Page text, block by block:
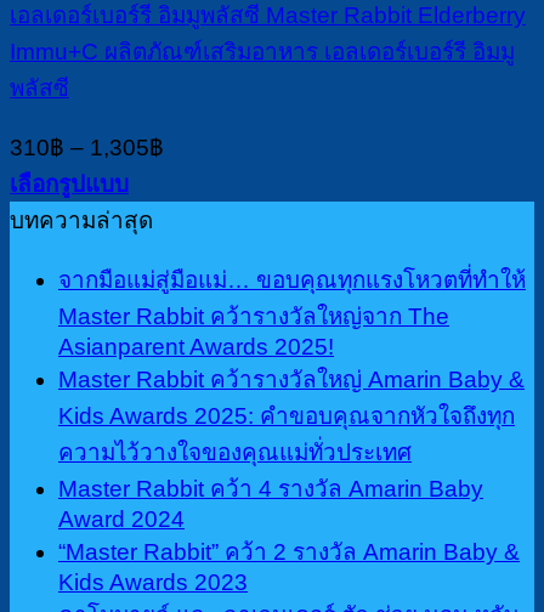
be
chosen
on
the
page
เอลเดอร์เบอร์รี อิมมูพลัสซี Master Rabbit Elderberry
Immu+C ผลิตภัณฑ์เสริมอาหาร เอลเดอร์เบอร์รี อิมมู
พลัสซี
310฿ – 1,305฿
310฿
1,305฿
เลือกรูปแบบ
This
multiple
variants.
options
chosen
product
page
บทความล่าสุด
จากมือแม่สู่มือแม่… ขอบคุณทุกแรงโหวตที่ทำให้
Master Rabbit คว้ารางวัลใหญ่จาก The
Asianparent Awards 2025!
Master Rabbit คว้ารางวัลใหญ่ Amarin Baby &
Kids Awards 2025: คำขอบคุณจากหัวใจถึงทุก
ความไว้วางใจของคุณแม่ทั่วประเทศ
Master Rabbit คว้า 4 รางวัล Amarin Baby
Award 2024
“Master Rabbit” คว้า 2 รางวัล Amarin Baby &
Kids Awards 2023